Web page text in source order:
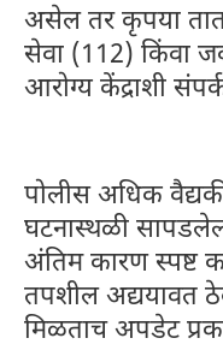
असेल तर कृपया
सेवा (112) किंवा
आरोग्य केंद्राशी
पोलीस अधिक
घटनास्थळी
अंतिम कारण स्पष्ट
तपशील अद्ययावत
मिळताच अपडेट